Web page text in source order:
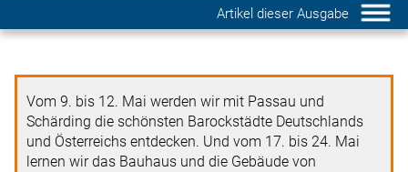
Artikel dieser Ausgabe
Vom 9. bis 12. Mai werden wir mit Passau und
Schärding die schönsten Barockstädte Deutschlands
und Österreichs entdecken. Und vom 17. bis 24. Mai
lernen wir das Bauhaus und die Gebäude von